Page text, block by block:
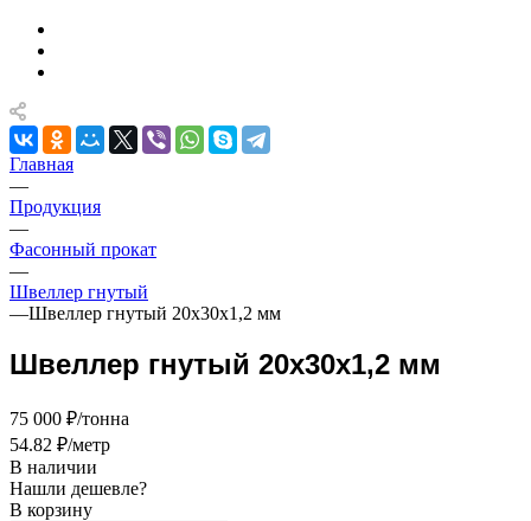
Главная
—
Продукция
—
Фасонный прокат
—
Швеллер гнутый
—Швеллер гнутый 20х30х1,2 мм
Швеллер гнутый 20х30х1,2 мм
75 000 ₽/тонна
54.82 ₽/метр
В наличии
Нашли дешевле?
В корзину